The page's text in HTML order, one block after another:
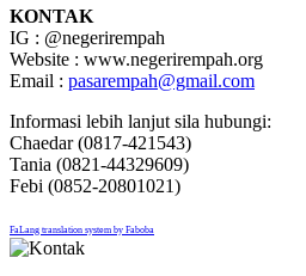
KONTAK
IG : @negerirempah
Website : www.negerirempah.org
Email : pasarempah@gmail.com
Informasi lebih lanjut sila hubungi:
Chaedar (0817-421543)
Tania (0821-44329609)
Febi (0852-20801021)
FaLang translation system by Faboba